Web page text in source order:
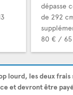
dépasse
de 292
80 € / 65
lourd, les deux
et devront être